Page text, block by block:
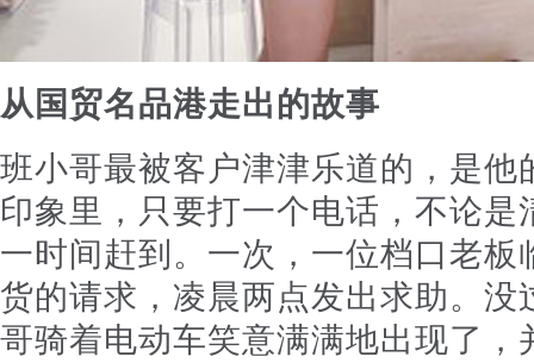
从国贸名品港走出的故事
班小哥最被客户津津乐道的，是他
印象里，只要打一个电话，不论
一时间赶到。一次，一位档口老
货的请求，凌晨两点发出求助。
哥骑着电动车笑意满满地出现了